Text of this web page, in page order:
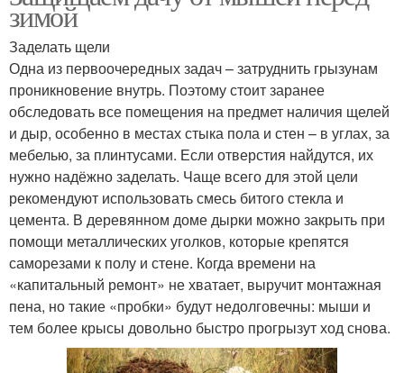
зимой
Заделать щели
Одна из первоочередных задач – затруднить грызунам
проникновение внутрь. Поэтому стоит заранее
обследовать все помещения на предмет наличия щелей
и дыр, особенно в местах стыка пола и стен – в углах, за
мебелью, за плинтусами. Если отверстия найдутся, их
нужно надёжно заделать. Чаще всего для этой цели
рекомендуют использовать смесь битого стекла и
цемента. В деревянном доме дырки можно закрыть при
помощи металлических уголков, которые крепятся
саморезами к полу и стене. Когда времени на
«капитальный ремонт» не хватает, выручит монтажная
пена, но такие «пробки» будут недолговечны: мыши и
тем более крысы довольно быстро прогрызут ход снова.